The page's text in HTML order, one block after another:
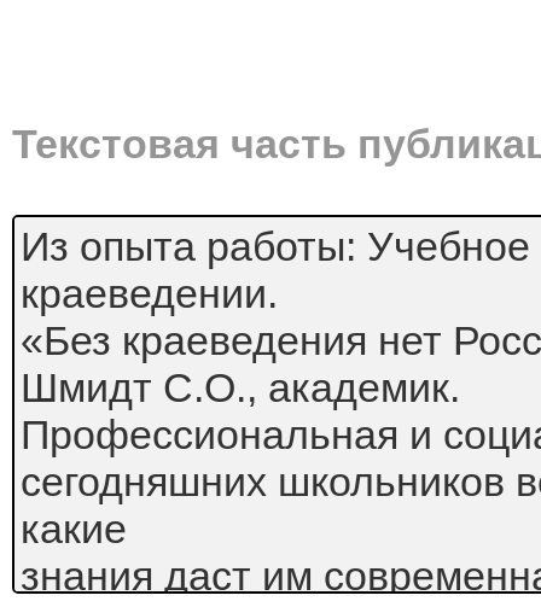
Текстовая часть
Из опыта работы: Учебное
краеведении.
«Без краеведения нет
Шмидт С.О., академик.
Профессиональная и
сегодняшних школьников
какие
знания даст им